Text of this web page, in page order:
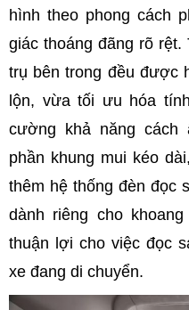
hình theo phong cách
giác thoáng đãng rõ
trụ bên trong đều được
lộn, vừa tối ưu hóa
cường khả năng cách
phần khung mui kéo
thêm hệ thống đèn đọc
dành riêng cho
thuận lợi cho việc đọc
xe đang di chuyển.